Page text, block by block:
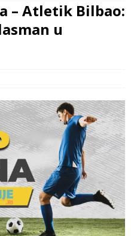
– Atletik Bilbao:
u